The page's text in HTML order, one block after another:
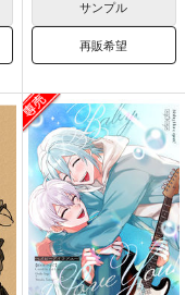
サンプル
再販希望